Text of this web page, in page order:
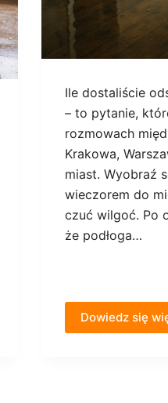
Ile dostaliście
– to pytanie,
rozmowach
Krakowa,
miast. Wyobraź
wieczorem do
czuć wilgoć. Po
że podłoga…
Dowiedz się